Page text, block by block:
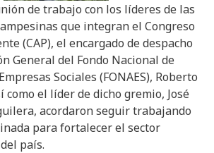
de trabajo con los líderes de las
que integran el Congreso
(CAP), el encargado de despacho
General del Fondo Nacional de
Sociales (FONAES), Roberto
como el líder de dicho gremio, José
acordaron seguir trabajando
para fortalecer el sector
país.